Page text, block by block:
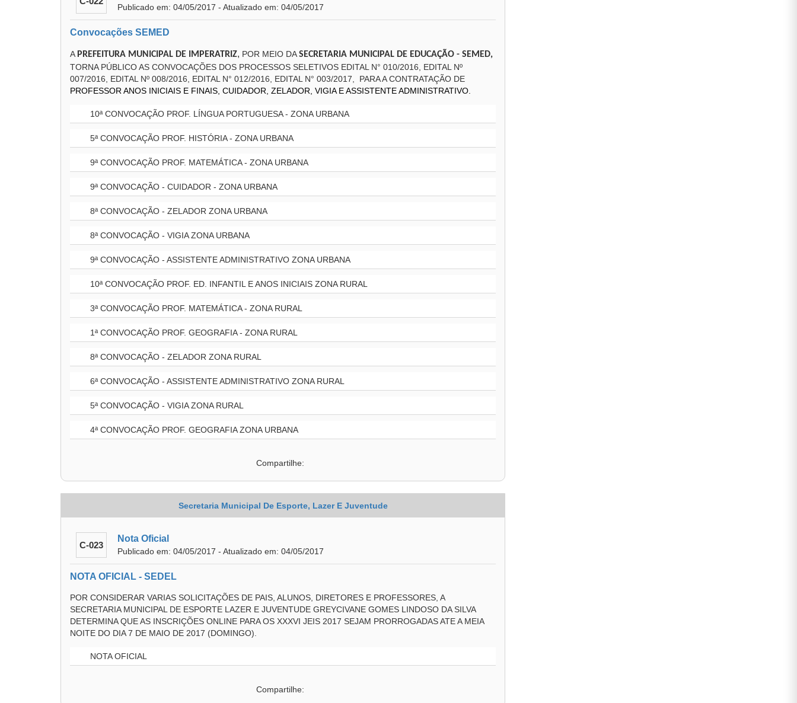
Publicado em: 04/05/2017 - Atualizado em: 04/05/2017
Convocações SEMED
A PREFEITURA MUNICIPAL DE IMPERATRIZ, POR MEIO DASECRETARIA MUNICIPAL DE EDUCAÇÃO - SEMED,
TORNA PÚBLICO AS CONVOCAÇÕES DOS PROCESSOS SELETIVOS EDITAL N° 010/2016, EDITAL Nº
007/2016, EDITAL Nº 008/2016, EDITAL N° 012/2016, EDITAL N° 003/2017, PARA A CONTRATAÇÃO DE
PROFESSOR ANOS INICIAIS E FINAIS, CUIDADOR, ZELADOR, VIGIA E ASSISTENTE ADMINISTRATIVO.
10ª CONVOCAÇÃO PROF. LÍNGUA PORTUGUESA - ZONA URBANA
5ª CONVOCAÇÃO PROF. HISTÓRIA - ZONA URBANA
9ª CONVOCAÇÃO PROF. MATEMÁTICA - ZONA URBANA
9ª CONVOCAÇÃO - CUIDADOR - ZONA URBANA
8ª CONVOCAÇÃO - ZELADOR ZONA URBANA
8ª CONVOCAÇÃO - VIGIA ZONA URBANA
9ª CONVOCAÇÃO - ASSISTENTE ADMINISTRATIVO ZONA URBANA
10ª CONVOCAÇÃO PROF. ED. INFANTIL E ANOS INICIAIS ZONA RURAL
3ª CONVOCAÇÃO PROF. MATEMÁTICA - ZONA RURAL
1ª CONVOCAÇÃO PROF. GEOGRAFIA - ZONA RURAL
8ª CONVOCAÇÃO - ZELADOR ZONA RURAL
6ª CONVOCAÇÃO - ASSISTENTE ADMINISTRATIVO ZONA RURAL
5ª CONVOCAÇÃO - VIGIA ZONA RURAL
4ª CONVOCAÇÃO PROF. GEOGRAFIA ZONA URBANA
Compartilhe:
Secretaria Municipal De Esporte, Lazer E Juventude
C-023
Nota Oficial
Publicado em: 04/05/2017 - Atualizado em: 04/05/2017
NOTA OFICIAL - SEDEL
POR CONSIDERAR VARIAS SOLICITAÇÕES DE PAIS, ALUNOS, DIRETORES E PROFESSORES, A
SECRETARIA MUNICIPAL DE ESPORTE LAZER E JUVENTUDE GREYCIVANE GOMES LINDOSO DA SILVA
DETERMINA QUE AS INSCRIÇÕES ONLINE PARA OS XXXVI JEIS 2017 SEJAM PRORROGADAS ATE A MEIA
NOITE DO DIA 7 DE MAIO DE 2017 (DOMINGO).
NOTA OFICIAL
Compartilhe: